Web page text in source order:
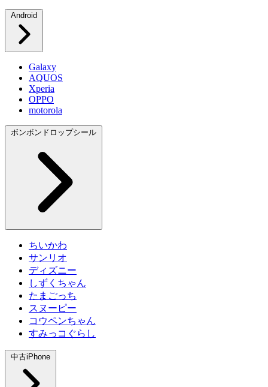
Android
Galaxy
AQUOS
Xperia
OPPO
motorola
ボンボンドロップシール
ちいかわ
サンリオ
ディズニー
しずくちゃん
たまごっち
スヌーピー
コウペンちゃん
すみっコぐらし
中古iPhone